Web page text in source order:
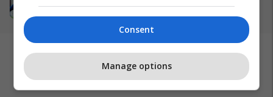
Consent
Manage options